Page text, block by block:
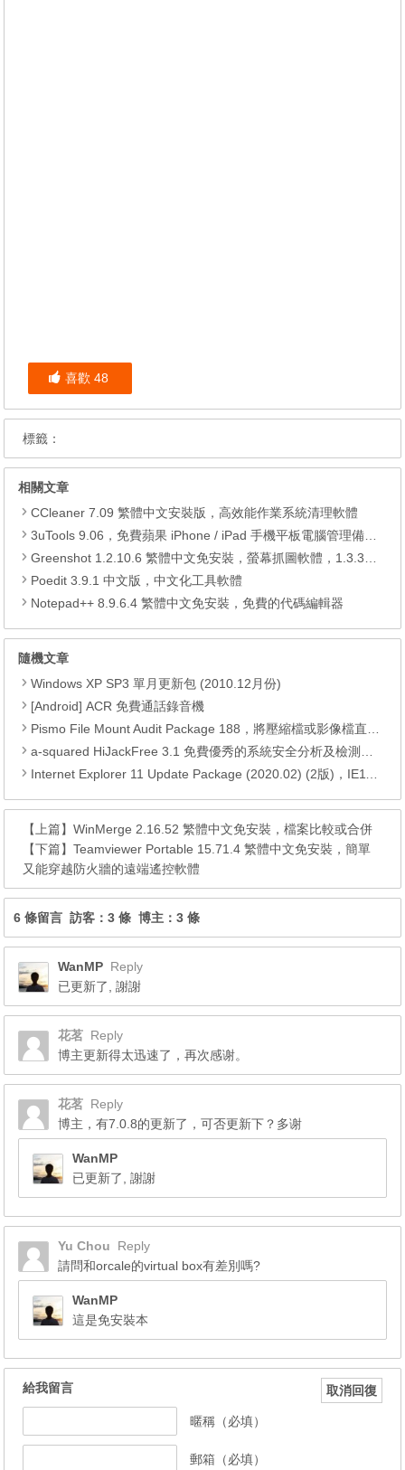
喜歡 48
標籤：
相關文章
CCleaner 7.09 繁體中文安裝版，高效能作業系統清理軟體
3uTools 9.06，免費蘋果 iPhone / iPad 手機平板電腦管理備份還原軟體
Greenshot 1.2.10.6 繁體中文免安裝，螢幕抓圖軟體，1.3.315 安裝版
Poedit 3.9.1 中文版，中文化工具軟體
Notepad++ 8.9.6.4 繁體中文免安裝，免費的代碼編輯器
隨機文章
Windows XP SP3 單月更新包 (2010.12月份)
[Android] ACR 免費通話錄音機
Pismo File Mount Audit Package 188，將壓縮檔或影像檔直接變成你的操作目錄
a-squared HiJackFree 3.1 免費優秀的系統安全分析及檢測軟體！
Internet Explorer 11 Update Package (2020.02) (2版)，IE11升級檔及所有更新檔
【上篇】WinMerge 2.16.52 繁體中文免安裝，檔案比較或合併
【下篇】Teamviewer Portable 15.71.4 繁體中文免安裝，簡單
又能穿越防火牆的遠端遙控軟體
6 條留言 訪客：3 條 博主：3 條
WanMP Reply
已更新了, 謝謝
花茗 Reply
博主更新得太迅速了，再次感谢。
花茗 Reply
博主，有7.0.8的更新了，可否更新下？多谢
WanMP
已更新了, 謝謝
Yu Chou
Reply
請問和orcale的virtual box有差別嗎?
WanMP
這是免安裝本
給我留言 取消回復
暱稱（必填）
郵箱（必填）